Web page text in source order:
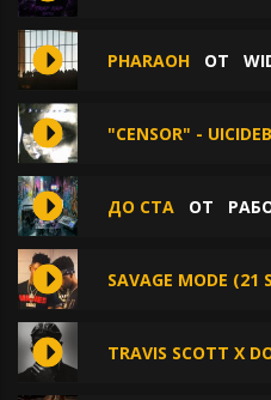
PHARAOH ОТ
"CENSOR" -
ДО СТА ОТ
SAVAGE MODE (21
TRAVIS SCOTT X